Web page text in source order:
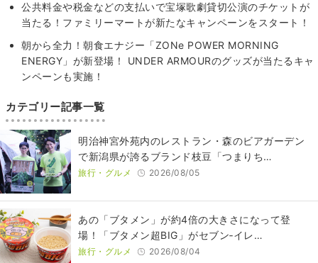
公共料金や税金などの支払いで宝塚歌劇貸切公演のチケットが
当たる！ファミリーマートが新たなキャンペーンをスタート！
朝から全力！朝食エナジー「ZONe POWER MORNING
ENERGY」が新登場！ UNDER ARMOURのグッズが当たるキャ
ンペーンも実施！
カテゴリー記事一覧
明治神宮外苑内のレストラン・森のビアガーデン
で新潟県が誇るブランド枝豆「つまりち…
旅行・グルメ 2026/08/05
あの「ブタメン」が約4倍の大きさになって登
場！「ブタメン超BIG」がセブン‐イレ…
旅行・グルメ 2026/08/04